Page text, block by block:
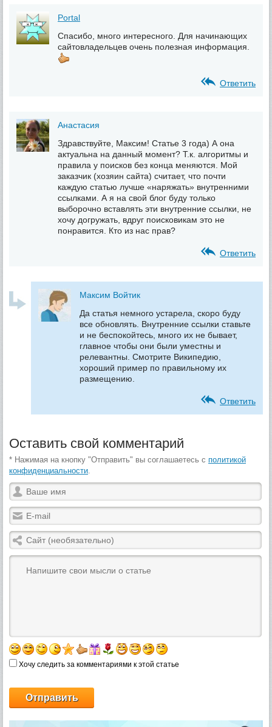
Portal
Спасибо, много интересного. Для начинающих
сайтовладельцев очень полезная информация.
Ответить
Анастасия
Здравствуйте, Максим! Статье 3 года) А она
актуальна на данный момент? Т.к. алгоритмы и
правила у поисков без конца меняются. Мой
заказчик (хозяин сайта) считает, что почти
каждую статью лучше «наряжать» внутренними
ссылками. А я на свой блог буду только
выборочно вставлять эти внутренние ссылки, не
хочу догружать, вдруг поисковикам это не
понравится. Кто из нас прав?
Ответить
Максим Войтик
Да статья немного устарела, скоро буду
все обновлять. Внутренние ссылки ставьте
и не беспокойтесь, много их не бывает,
главное чтобы они были уместны и
релевантны. Смотрите Википедию,
хороший пример по правильному их
размещению.
Ответить
Оставить свой комментарий
* Нажимая на кнопку "Отправить" вы соглашаетесь с политикой
конфиденциальности
Хочу следить за комментариями к этой статье